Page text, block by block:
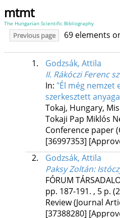
mtmt
The Hungarian Scientific Bibliography
Previous page 69 elements
1.
Godzsák, Attila
II. Rákóczi Ferenc
In: "Él még
szerkesztett anyaga
Tokaj, Hungary,
Tokaji Pap Miklós
Conference paper
[36997353]
2.
Godzsák, Attila
Paksy Zoltán:
FÓRUM
pp. 187-191. , 5 p.
Review (Journal
[37388280]